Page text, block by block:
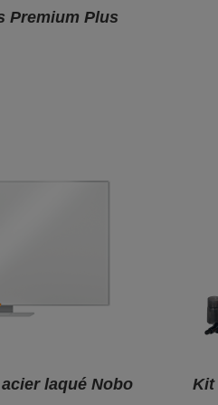
Premium Plus
laqué Nobo Kit